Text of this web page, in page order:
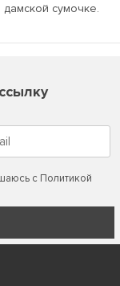
дамской сумочке.
с Политикой